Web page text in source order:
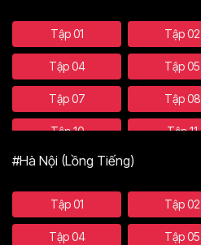
Tập 01 Tập 02
Tập 04 Tập 05
Tập 07 Tập 08
Tập 10 Tập 11
#Hà Nội (Lồng Tiếng)
Tập 01 Tập 02
Tập 04 Tập 05